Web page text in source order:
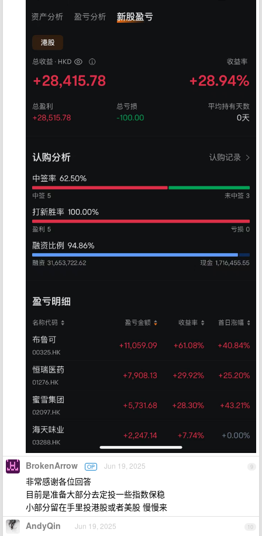
9
BrokenArrow OP Jun 19, 2025
非常感谢各位回答
目前是准备大部分去定投一些指数保稳
小部分留在手里投港股或者美股 慢慢来
10
AndyQin Jun 19, 2025